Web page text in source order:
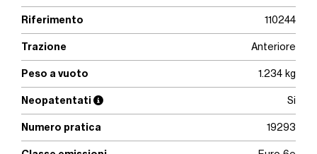
Riferimento 110244
Trazione Anteriore
Peso a vuoto 1.234 kg
Neopatentati Si
Numero pratica 19293